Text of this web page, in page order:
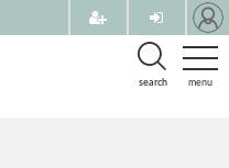
menu
search